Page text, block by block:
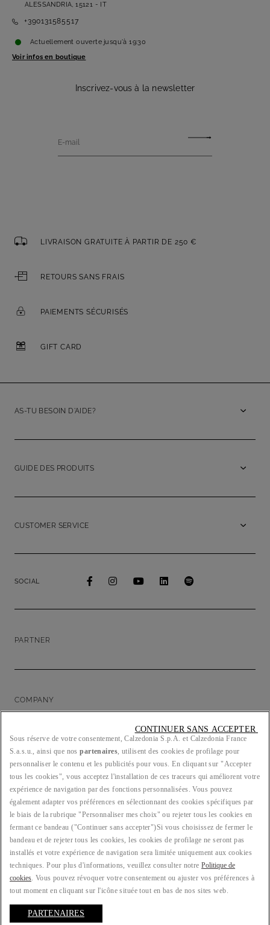
ALESSANDRIA, 15121 - IT
+390131585517
Actuellement ouverte jusqu'à19:30
Voir infos en boutique
Inscrivez-vous à la newsletter
E-mail
LIVRAISON GRATUITE À PARTIR DE 250 €
RETOURS SANS FRAIS
PAIEMENTS SÉCURISÉS
GIFT CARD
AS-TU BESOIN D'AIDE?
GUIDE DES PRODUITS
CUSTOMER SERVICE
SOCIAL
PARTNER
COMPANY
LEGAL/PRIVACY
PAYS : FR
LANGUE : FRANÇAIS
Sous réserve de votre consentement, Calzedonia S.p.A. et Calzedonia France
S.a.s.u., ainsi que nospartenaires, utilisent des cookies de profilage pour
personnaliser le contenu et les publicités pour vous. En cliquant sur "Accepter
tous les cookies", vous acceptez l'installation de ces traceurs qui améliorent votre
expérience de navigation par des fonctions personnalisées. Vous pouvez
également adapter vos préférences en sélectionnant des cookies spécifiques par
le biais de la rubrique "Personnaliser mes choix" ou rejeter tous les cookies en
fermant ce bandeau ("Continuer sans accepter")​ Si vous choisissez de fermer le
bandeau et de rejeter tous les cookies, les cookies de profilage ne seront pas
installés et votre expérience de navigation sera limitée uniquement aux cookies
techniques. Pour plus d'informations, veuillez consulter notrePolitique de
cookies. Vous pouvez révoquer votre consentement ou ajuster vos préférences à
tout moment en cliquant sur l'icône située tout en bas de nos sites web.
PARTENAIRES
CONTINUER SANS ACCEPTER